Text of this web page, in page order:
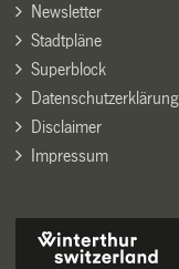
Newsletter
Stadtpläne
Superblock
Datenschutzerklärung
Disclaimer
Impressum